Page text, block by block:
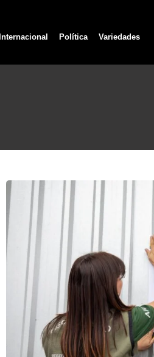
Política Variedades